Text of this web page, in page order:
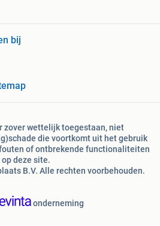
bij
zover wettelijk toegestaan, niet
die voortkomt uit het gebruik
of ontbrekende functionaliteiten
op deze site.
B.V. Alle rechten voorbehouden.
onderneming